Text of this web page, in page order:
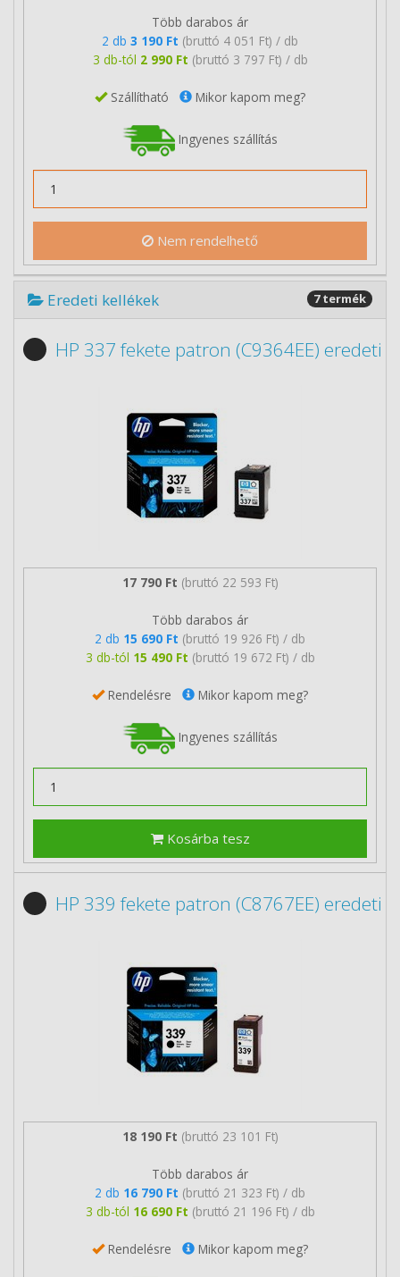
Több darabos ár
2 db 3 190 Ft (bruttó 4 051 Ft) / db
3 db-tól 2 990 Ft (bruttó 3 797 Ft) / db
Szállítható Mikor kapom meg?
Ingyenes szállítás
Nem rendelhető
Eredeti kellékek 7 termék
HP 337 fekete patron (C9364EE) eredeti
17 790 Ft (bruttó 22 593 Ft)
Több darabos ár
2 db 15 690 Ft (bruttó 19 926 Ft) / db
3 db-tól 15 490 Ft (bruttó 19 672 Ft) / db
Rendelésre Mikor kapom meg?
Ingyenes szállítás
Kosárba tesz
HP 339 fekete patron (C8767EE) eredeti
18 190 Ft (bruttó 23 101 Ft)
Több darabos ár
2 db 16 790 Ft (bruttó 21 323 Ft) / db
3 db-tól 16 690 Ft (bruttó 21 196 Ft) / db
Rendelésre Mikor kapom meg?